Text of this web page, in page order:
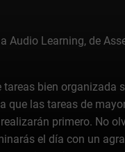
Audio Learning, de
tareas bien organizada
que las tareas de
primero. No
el día con un